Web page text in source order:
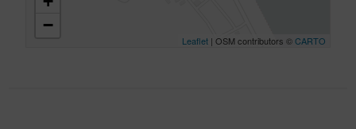
−
Leaflet| OSM contributors ©CARTO